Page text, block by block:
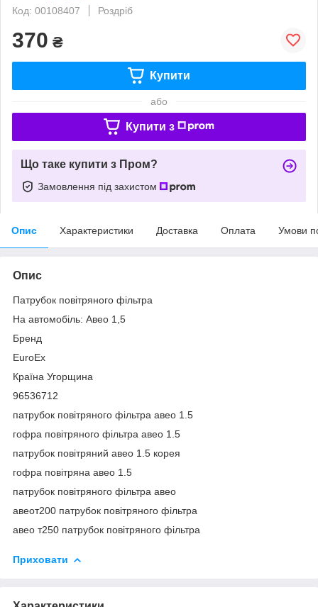
Код: 00108407
Роздріб
370 ₴
Купити
або
Купити з
Що таке купити з Пром?
Замовлення під захистом
Опис Характеристики Доставка Оплата Умови
Опис
Патрубок повітряного фільтра
На автомобіль: Авео 1,5
Бренд
EuroEx
Країна Угорщина
96536712
патрубок повітряного фільтра авео 1.5
гофра повітряного фільтра авео 1.5
патрубок повітряний авео 1.5 корея
гофра повітряна авео 1.5
патрубок повітряного фільтра авео
авеот200 патрубок повітряного фільтра
авео т250 патрубок повітряного фільтра
Приховати